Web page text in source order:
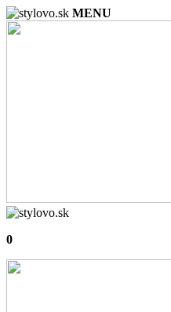
MENU
0